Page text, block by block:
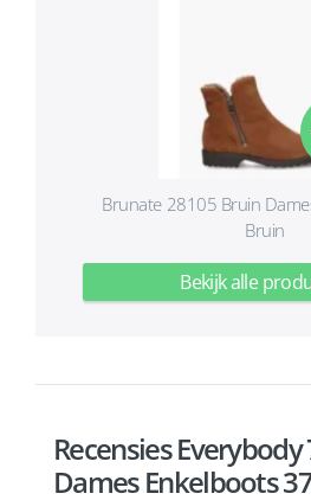
Brunate 28105 Bruin
Bruin
Bekijk alle
Recensies
Dames Enkelboots